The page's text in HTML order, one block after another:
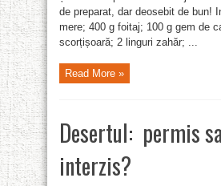
de preparat, dar deosebit de bun!
mere; 400 g foitaj; 100 g gem de
scorțișoară; 2 linguri zahăr; ...
Read More »
Desertul: permis
interzis?